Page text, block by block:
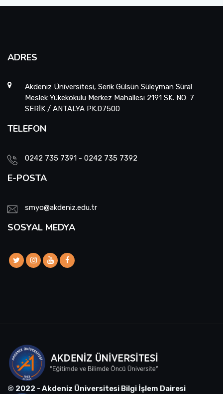
ADRES
Akdeniz Üniversitesi, Serik Gülsün Süleyman Süral
Meslek Yükekokulu Merkez Mahallesi 2191 SK. NO: 7
SERİK / ANTALYA PK.07500
TELEFON
0242 735 7391 - 0242 735 7392
E-POSTA
smyo@akdeniz.edu.tr
SOSYAL MEDYA
© 2022 - Akdeniz Üniversitesi Bilgi İşlem Dairesi